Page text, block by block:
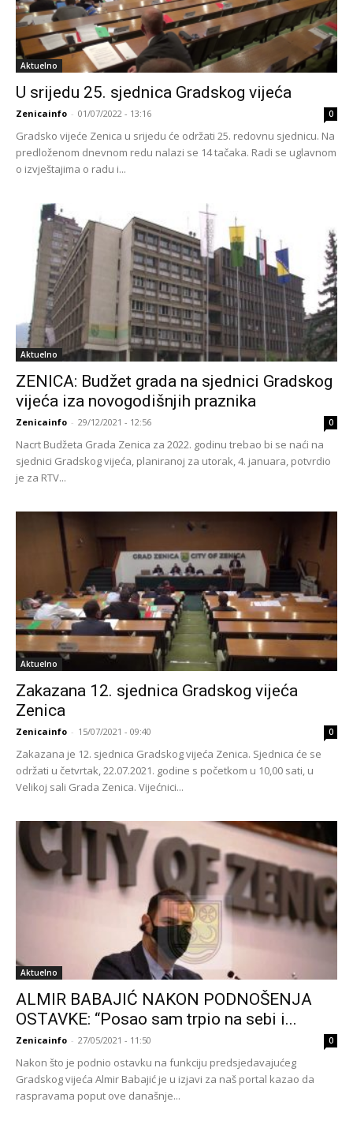
Aktuelno
U srijedu 25. sjednica Gradskog vijeća
Zenicainfo - 01/07/2022 - 13:16 0
Gradsko vijeće Zenica u srijedu će održati 25. redovnu sjednicu. Na
predloženom dnevnom redu nalazi se 14 tačaka. Radi se uglavnom
o izvještajima o radu i...
Aktuelno
ZENICA: Budžet grada na sjednici Gradskog
vijeća iza novogodišnjih praznika
Zenicainfo - 29/12/2021 - 12:56 0
Nacrt Budžeta Grada Zenica za 2022. godinu trebao bi se naći na
sjednici Gradskog vijeća, planiranoj za utorak, 4. januara, potvrdio
je za RTV...
Aktuelno
Zakazana 12. sjednica Gradskog vijeća
Zenica
Zenicainfo - 15/07/2021 - 09:40 0
Zakazana je 12. sjednica Gradskog vijeća Zenica. Sjednica će se
održati u četvrtak, 22.07.2021. godine s početkom u 10,00 sati, u
Velikoj sali Grada Zenica. Vijećnici...
Aktuelno
ALMIR BABAJIĆ NAKON PODNOŠENJA
OSTAVKE: “Posao sam trpio na sebi i...
Zenicainfo - 27/05/2021 - 11:50 0
Nakon što je podnio ostavku na funkciju predsjedavajućeg
Gradskog vijeća Almir Babajić je u izjavi za naš portal kazao da
raspravama poput ove današnje...